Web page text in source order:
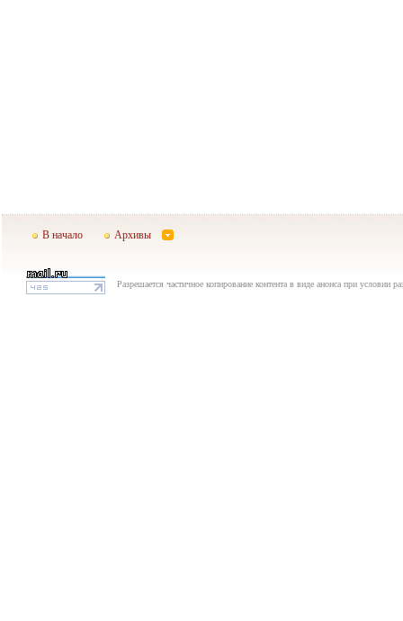
В начало Архивы
Разрешается частичное копирование контента в виде анонса при условии